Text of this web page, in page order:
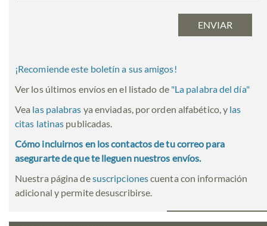
¡Recomiende este boletín a sus amigos!
Ver los últimos envíos en el listado de "La palabra del día"
Vea las palabras ya enviadas, por orden alfabético, y las
citas latinas publicadas.
Cómo incluirnos en los contactos de tu correo para
asegurarte de que te lleguen nuestros envíos.
Nuestra página desuscripcionescuenta con información
adicional y permite desuscribirse.